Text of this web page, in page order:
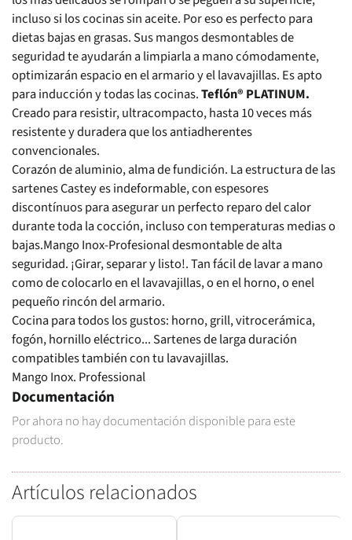
incluso si los cocinas sin aceite. Por eso es perfecto para
dietas bajas en grasas. Sus mangos desmontables de
seguridad te ayudarán a limpiarla a mano cómodamente,
optimizarán espacio en el armario y el lavavajillas. Es apto
para inducción y todas las cocinas.Teflón® PLATINUM.
Creado para resistir, ultracompacto, hasta 10 veces más
resistente y duradera que los antiadherentes
convencionales.
Corazón de aluminio, alma de fundición. La estructura de las
sartenes Castey es indeformable, con espesores
discontínuos para asegurar un perfecto reparo del calor
durante toda la cocción, incluso con temperaturas medias o
bajas.Mango Inox-Profesional desmontable de alta
seguridad. ¡Girar, separar y listo!. Tan fácil de lavar a mano
como de colocarlo en el lavavajillas, o en el horno, o enel
pequeño rincón del armario.
Cocina para todos los gustos: horno, grill, vitrocerámica,
fogón, hornillo eléctrico... Sartenes de larga duración
compatibles también con tu lavavajillas.
Mango Inox. Professional
Documentación
Por ahora no hay documentación disponible para este
producto.
Artículos relacionados